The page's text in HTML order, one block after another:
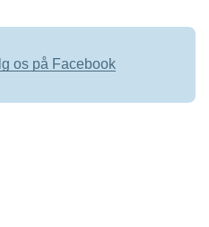
os på Facebook